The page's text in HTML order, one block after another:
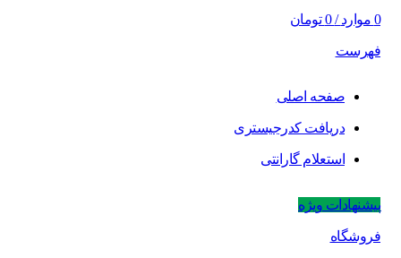
0 موارد /
0 تومان
فهرست
صفحه اصلی
دریافت کدرجیستری
استعلام گارانتی
پیشنهادات ویژه
فروشگاه